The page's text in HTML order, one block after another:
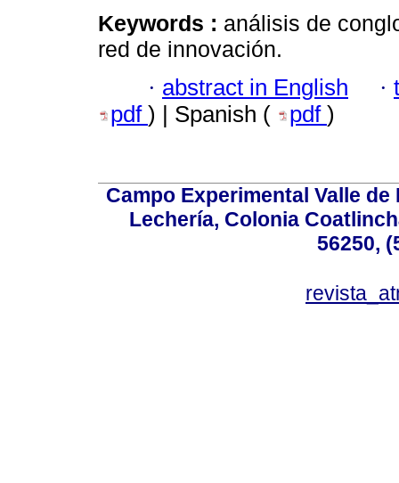
Keywords : análisis de
red de innovación.
· abstract in English ·
pdf ) | Spanish ( pdf )
Campo Experimental Valle
Lechería, Colonia
56250,